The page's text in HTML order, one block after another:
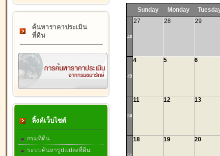
ค้นหาราคาประเมิน
ที่ดิน
ลิ้งค์เว็บไซต์
กรมที่ดิน
ระบบค้นหารูปแปลงที่ดิน
Sunday Monday
48
27 28 29
49
4 5 6
50
11 12 13
18 19 20